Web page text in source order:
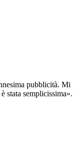
pubblicità. Mi
stata semplicissima».